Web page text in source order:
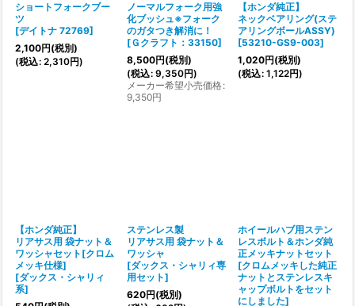
ショートフォークブー
ツ
[デイトナ 72769]
2,100円(税別)
(税込: 2,310円)
ノーマルフォーク用強
化ブッシュ※フォーク
のガタつき解消に！
[Ｇクラフト：33150]
8,500円(税別)
(税込: 9,350円)
メーカー希望小売価格:
9,350円
【ホンダ純正】
ネックベアリング(ステ
アリングボールASSY)
[53210-GS9-003]
1,020円(税別)
(税込: 1,122円)
【ホンダ純正】
リアサス用 袋ナット＆
ワッシャセット[クロム
メッキ仕様]
[ダックス・シャリィ
系]
ステンレス製
リアサス用 袋ナット＆
ワッシャ
[ダックス・シャリィ専
用セット]
620円(税別)
ホイールハブ用ステン
レスボルト＆ホンダ純
正メッキナットセット
[クロムメッキした純正
ナットとステンレスキ
ャップボルトをセット
にしました]